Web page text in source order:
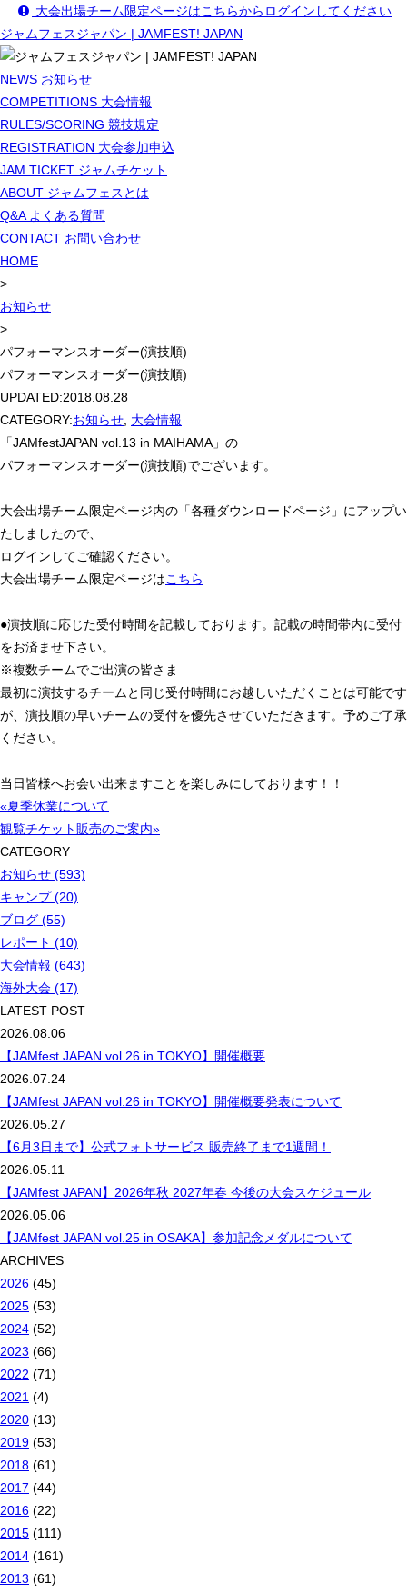
大会出場チーム限定ページはこちらからログインしてください
ジャムフェスジャパン | JAMFEST! JAPAN
NEWS お知らせ
COMPETITIONS 大会情報
RULES/SCORING 競技規定
REGISTRATION 大会参加申込
JAM TICKET ジャムチケット
ABOUT ジャムフェスとは
Q&A よくある質問
CONTACT お問い合わせ
HOME
>
お知らせ
>
パフォーマンスオーダー(演技順)
パフォーマンスオーダー(演技順)
UPDATED:2018.08.28
CATEGORY:お知らせ 大会情報
「JAMfestJAPAN vol.13 in MAIHAMA」の
パフォーマンスオーダー(演技順)でございます。
大会出場チーム限定ページ内の「各種ダウンロードページ」にアップい
たしましたので、
ログインしてご確認ください。
大会出場チーム限定ページはこちら
●演技順に応じた受付時間を記載しております。記載の時間帯内に受付
をお済ませ下さい。
※複数チームでご出演の皆さま
最初に演技するチームと同じ受付時間にお越しいただくことは可能です
が、演技順の早いチームの受付を優先させていただきます。予めご了承
ください。
当日皆様へお会い出来ますことを楽しみにしております！！
«夏季休業について
観覧チケット販売のご案内»
CATEGORY
お知らせ (593)
キャンプ (20)
ブログ (55)
レポート (10)
大会情報 (643)
海外大会 (17)
LATEST POST
2026.08.06
【JAMfest JAPAN vol.26 in TOKYO】開催概要
2026.07.24
【JAMfest JAPAN vol.26 in TOKYO】開催概要発表について
2026.05.27
【6月3日まで】公式フォトサービス 販売終了まで1週間！
2026.05.11
【JAMfest JAPAN】2026年秋 2027年春 今後の大会スケジュール
2026.05.06
【JAMfest JAPAN vol.25 in OSAKA】参加記念メダルについて
ARCHIVES
2026 (45)
2025 (53)
2024 (52)
2023 (66)
2022 (71)
2021 (4)
2020 (13)
2019 (53)
2018 (61)
2017 (44)
2016 (22)
2015 (111)
2014 (161)
2013 (61)